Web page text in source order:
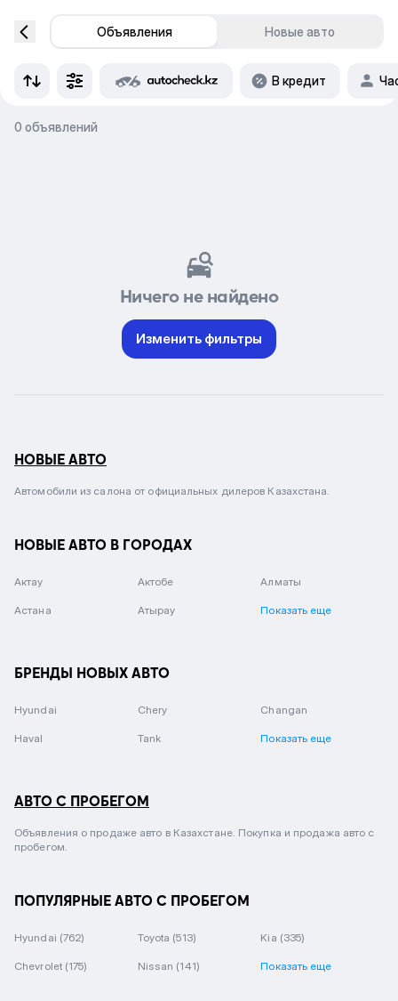
Объявления Новые авто
В кредит
0 объявлений
Ничего не найдено
Изменить фильтры
НОВЫЕ АВТО
Автомобили из салона от официальных дилеров Казахстана.
НОВЫЕ АВТО В ГОРОДАХ
Актау Актобе Алматы
Астана Атырау Показать еще
БРЕНДЫ НОВЫХ АВТО
Hyundai Chery Changan
Haval Tank Показать еще
АВТО С ПРОБЕГОМ
Объявления о продаже авто в Казахстане. Покупка и продажа авто с
пробегом.
ПОПУЛЯРНЫЕ АВТО С ПРОБЕГОМ
Hyundai (762) Toyota (513) Kia (335)
Chevrolet (175) Nissan (141) Показать еще